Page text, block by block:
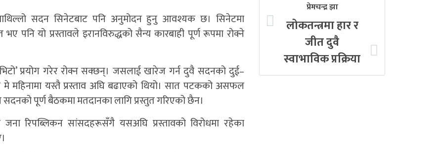
सदन सिनेटबाट पनि अनुमोदन हुनु आवश्यक छ। सिनेटमा
पनि यो प्रस्तावले इरानविरुद्धको सैन्य कारबाही पूर्ण रूपमा रोक्ने
प्रयोग गरेर रोक्न सक्छन्। जसलाई खारेज गर्न दुवै सदनको दुई–
यस्तै प्रस्ताव अघि बढाएको थियो। सात पटकको असफल
पूर्ण बैठकमा मतदानका लागि प्रस्तुत गरिएको छैन।
जना रिपब्लिकन सांसदहरूसँगै यसअघि प्रस्तावको विरोधमा रहेका
प्रेमचन्द्र झा
लोकतन्त्रमा हार र
जीत दुवै
स्वाभाविक प्रक्रिया